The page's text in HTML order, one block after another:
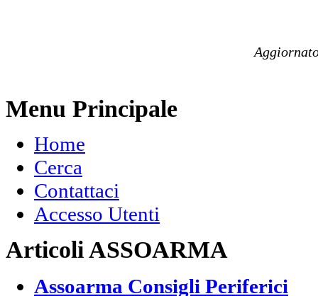
Menu Principale
Home
Cerca
Contattaci
Accesso Utenti
Articoli ASSOARMA
Assoarma Consigli Periferici